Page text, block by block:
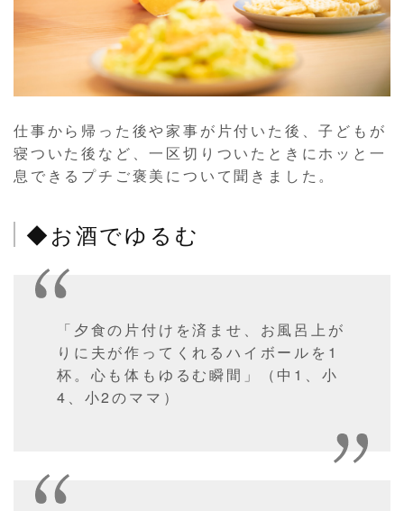
仕事から帰った後や家事が片付いた後、子どもが
寝ついた後など、一区切りついたときにホッと一
息できるプチご褒美について聞きました。
◆お酒でゆるむ
「夕食の片付けを済ませ、お風呂上が
りに夫が作ってくれるハイボールを1
杯。心も体もゆるむ瞬間」（中1、小
4、小2のママ）